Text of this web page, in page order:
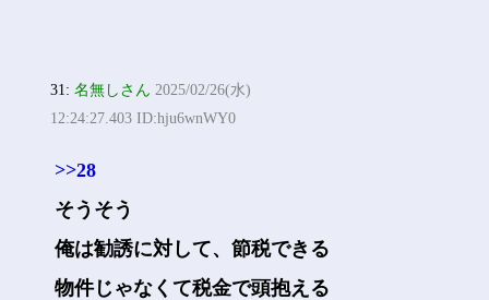
31:名無しさん 2025/02/26(水)
12:24:27.403 ID:hju6wnWY0
>>28
そうそう
俺は勧誘に対して、節税できる
物件じゃなくて税金で頭抱える